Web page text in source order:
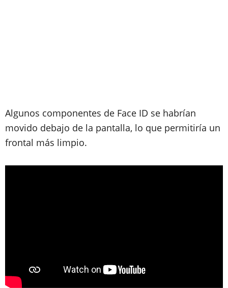
Algunos componentes de Face ID se habrían
movido debajo de la pantalla, lo que permitiría un
frontal más limpio.